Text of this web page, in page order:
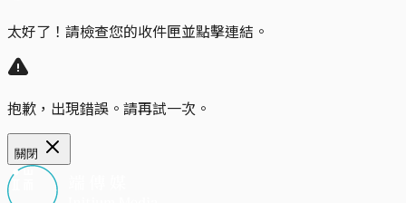
太好了！請檢查您的收件匣並點擊連結。
抱歉，出現錯誤。請再試一次。
關閉